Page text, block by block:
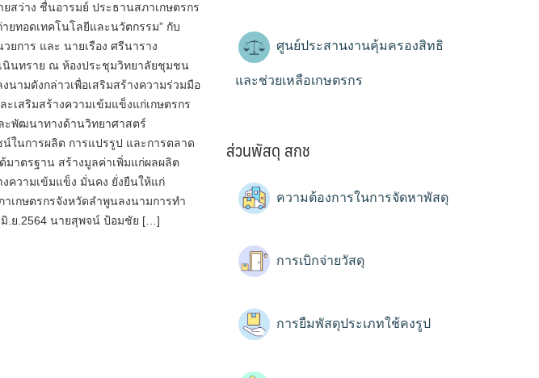
าง ชื่นอารมย์ ประธานสภาเกษตรกร
ยทอดเทคโนโลยีและนวัตกรรม” กับ
การ และ นายเรือง ศรีนาราง
นินทราย ณ ห้องประชุมวิทยาลัยชุมชน
นามดังกล่าวเพื่อเสริมสร้างความร่วมมือ
เสริมสร้างความเข้มแข็งแก่เกษตรกร
ะพัฒนาทางด้านวิทยาศาสตร์
ในการผลิต การแปรรูป และการตลาด
มาตรฐาน สร้างมูลค่าเพิ่มแก่ผลผลิต
ความเข้มแข็ง มั่นคง ยั่งยืนให้แก่
เกษตรกรจังหวัดลำพูนลงนามการทำ
.2564 นายสุพจน์ ป้อมชัย […]
ศูนย์ประสานงานคุ้มครองสิทธิ
และช่วยเหลือเกษตรกร
ส่วนพัสดุ สกช
ความต้องการในการจัดหาพัสดุ
การเบิกจ่ายวัสดุ
การยืมพัสดุประเภทใช้คงรูป